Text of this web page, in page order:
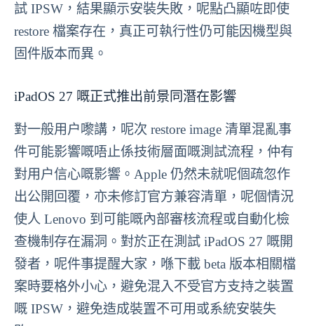
試 IPSW，結果顯示安裝失敗，呢點凸顯咗即使
restore 檔案存在，真正可執行性仍可能因機型與
固件版本而異。
iPadOS 27 嘅正式推出前景同潛在影響
對一般用户嚟講，呢次 restore image 清單混亂事
件可能影響嘅唔止係技術層面嘅測試流程，仲有
對用户信心嘅影響。Apple 仍然未就呢個疏忽作
出公開回覆，亦未修訂官方兼容清單，呢個情況
使人 Lenovo 到可能嘅內部審核流程或自動化檢
查機制存在漏洞。對於正在測試 iPadOS 27 嘅開
發者，呢件事提醒大家，喺下載 beta 版本相關檔
案時要格外小心，避免混入不受官方支持之裝置
嘅 IPSW，避免造成裝置不可用或系統安裝失